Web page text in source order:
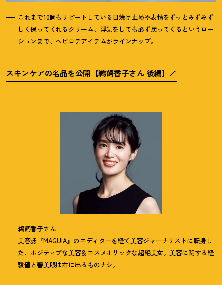
これまで10個もリピートしている日焼け止めや表情をずっとみずみず
しく保ってくれるクリーム、浮気をしても必ず戻ってくるというロー
ションまで、ヘビロテアイテムがラインナップ。
スキンケアの名品を公開【鵜飼香子さん 後編】
鵜飼香子さん
美容誌『MAQUIA』のエディターを経て美容ジャーナリストに転身し
た、ポジティブな美容＆コスメホリックな超絶美女。美容に関する経
験値と審美眼は右に出るものナシ。